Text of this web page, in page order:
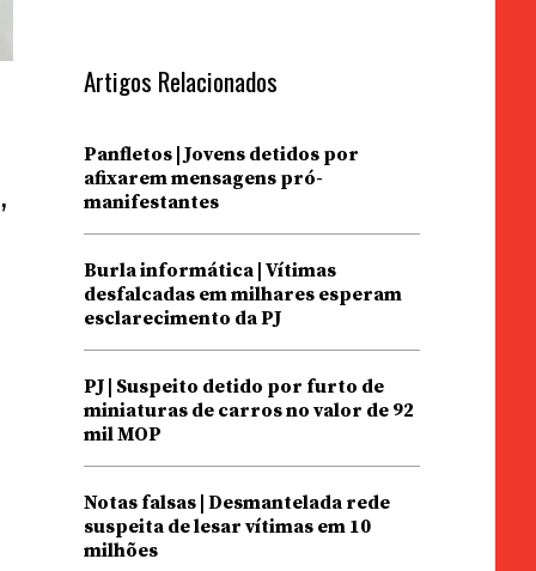
Artigos Relacionados
Panfletos | Jovens detidos por
afixarem mensagens pró-
manifestantes
Burla informática | Vítimas
desfalcadas em milhares esperam
esclarecimento da PJ
PJ | Suspeito detido por furto de
miniaturas de carros no valor de 92
mil MOP
Notas falsas | Desmantelada rede
suspeita de lesar vítimas em 10
milhões